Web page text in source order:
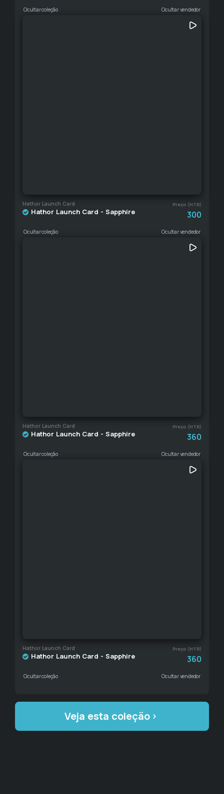
Ocultar coleção Ocultar vendedor
Hathor Launch Card Preço (HTR)
Hathor Launch Card - Sapphire 300
Ocultar coleção Ocultar vendedor
Hathor Launch Card Preço (HTR)
Hathor Launch Card - Sapphire 360
Ocultar coleção Ocultar vendedor
Hathor Launch Card Preço (HTR)
Hathor Launch Card - Sapphire 360
Ocultar coleção Ocultar vendedor
Veja esta coleção